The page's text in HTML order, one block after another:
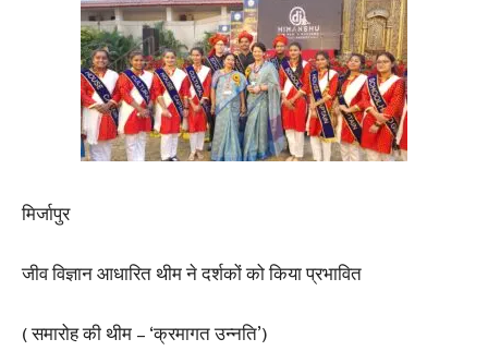
मिर्जापुर
जीव विज्ञान आधारित थीम ने दर्शकों को किया प्रभावित
( समारोह की थीम – ‘क्रमागत उन्नति’)